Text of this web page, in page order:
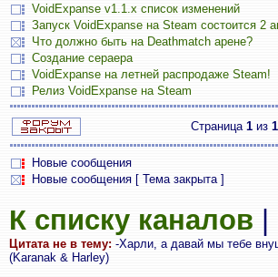
VoidExpanse v1.1.x список изменений
Запуск VoidExpanse на Steam состоится 2
Что должно быть на Deathmatch арене?
Создание сераера
VoidExpanse на летней распродаже Steam!
Релиз VoidExpanse на Steam
Страница 1 из 1
Новые сообщения
Новые сообщения [ Тема закрыта ]
К списку каналов
Цитата не в тему: -Харли, а давай мы тебе
(Karanak & Harley)